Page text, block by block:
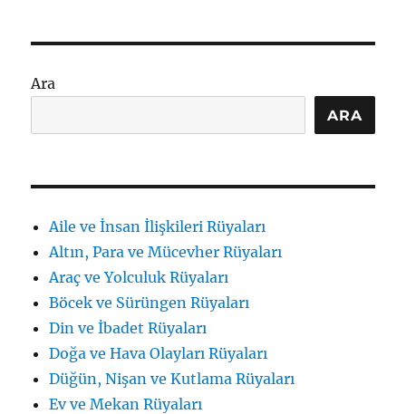
Semboller
bağlamlar
Ara
ARA
Aile ve İnsan İlişkileri Rüyaları
Altın, Para ve Mücevher Rüyaları
Araç ve Yolculuk Rüyaları
Böcek ve Sürüngen Rüyaları
Din ve İbadet Rüyaları
Doğa ve Hava Olayları Rüyaları
Düğün, Nişan ve Kutlama Rüyaları
Ev ve Mekan Rüyaları